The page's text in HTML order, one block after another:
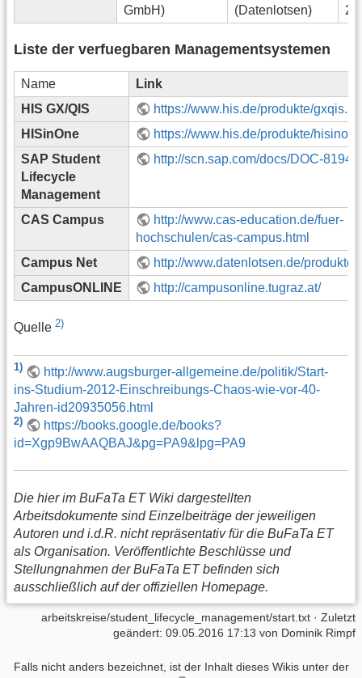
GmbH)
(Datenlotsen)
Liste der verfuegbaren Managementsystemen
Name
Link
HIS GX/QIS
https://www.his.de/produkte/
HISinOne
https://www.his.de/produkte/
SAP Student
Lifecycle
Management
http://scn.sap.com/docs/DOC-8194
CAS Campus
http://www.cas-education.de/fuer-
hochschulen/cas-campus.html
Campus Net
http://www.datenlotsen.de/produkte/
CampusONLINE
http://campusonline.tugraz.at/
Quelle 2)
1)
http://www.augsburger-allgemeine.de/politik/Start-
ins-Studium-2012-Einschreibungs-Chaos-wie-vor-40-
Jahren-id20935056.html
2)
https://books.google.de/books?
id=Xgp9BwAAQBAJ&pg=PA9&lpg=PA9
Die hier im BuFaTa ET Wiki dargestellten
Arbeitsdokumente sind Einzelbeiträge der jeweiligen
Autoren und i.d.R. nicht repräsentativ für die BuFaTa ET
als Organisation. Veröffentlichte Beschlüsse und
Stellungnahmen der BuFaTa ET befinden sich
ausschließlich auf der offiziellen Homepage.
arbeitskreise/student_lifecycle_management/start.txt · Zuletzt
geändert: 09.05.2016 17:13 von Dominik Rimpf
Falls nicht anders bezeichnet, ist der Inhalt dieses Wikis unter der